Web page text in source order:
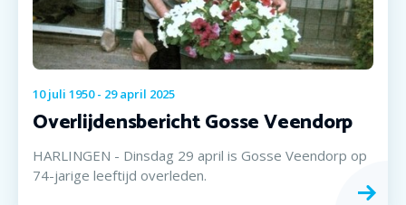
10 juli 1950- 29 april 2025
Overlijdensbericht Gosse Veendorp
HARLINGEN - Dinsdag 29 april is Gosse Veendorp op
74-jarige leeftijd overleden.